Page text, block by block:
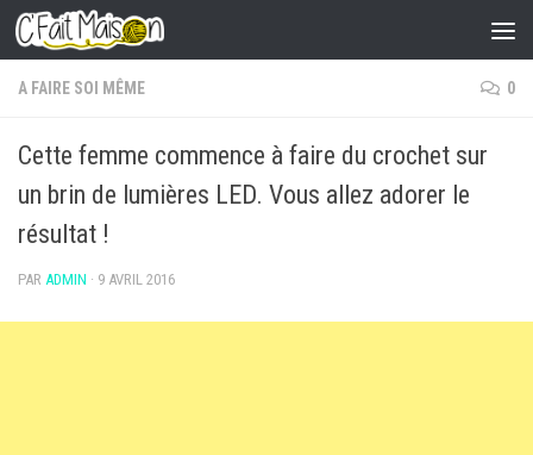
Skip to content
A FAIRE SOI MÊME 0
Cette femme commence à faire du crochet sur
un brin de lumières LED. Vous allez adorer le
résultat !
PAR ADMIN · 9 AVRIL 2016